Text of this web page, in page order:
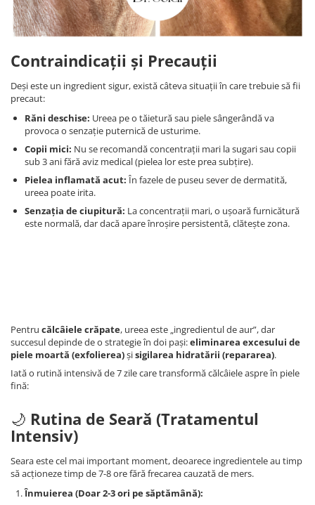
Contraindicații și Precauții
Deși este un ingredient sigur, există câteva situații în care trebuie să fii
precaut:
Răni deschise: Ureea pe o tăietură sau piele sângerândă va
provoca o senzație puternică de usturime.
Copii mici: Nu se recomandă concentrații mari la sugari sau copii
sub 3 ani fără aviz medical (pielea lor este prea subțire).
Pielea inflamată acut: În fazele de puseu sever de dermatită,
ureea poate irita.
Senzația de ciupitură: La concentrații mari, o ușoară furnicătură
este normală, dar dacă apare înroșire persistentă, clătește zona.
Pentru călcâiele crăpate, ureea este „ingredientul de aur”, dar
succesul depinde de o strategie în doi pași:eliminarea excesului de
piele moartă (exfolierea)șisigilarea hidratării (repararea).
Iată o rutină intensivă de 7 zile care transformă călcâiele aspre în piele
fină:
🌙 Rutina de Seară (Tratamentul
Intensiv)
Seara este cel mai important moment, deoarece ingredientele au timp
să acționeze timp de 7-8 ore fără frecarea cauzată de mers.
Înmuierea (Doar 2-3 ori pe săptămână):